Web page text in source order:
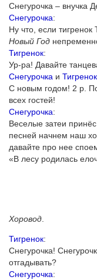
Снегурочка – внучка
Снегурочка:
Ну что, если
Новый Год
Тигренок:
Ур-ра! Давайте
Снегурочка и Тигренок
С новым годом! 2 р.
всех гостей!
Снегурочка:
Веселые затеи
песней начнем наш
давайте про нее
«В лесу родилась
Хоровод
Тигренок:
Снегурочка!
отгадывать?
Снегурочка: